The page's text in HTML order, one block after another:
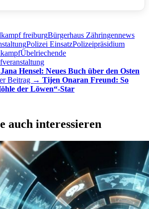
freiburgBürgerhaus Zähringennews
Polizei EinsatzPolizeipräsidium
Übelriechende
Jana Hensel: Neues Buch über den Osten
Beitrag → Tijen Onaran Freund: So
der Löwen“-Star
auch interessieren